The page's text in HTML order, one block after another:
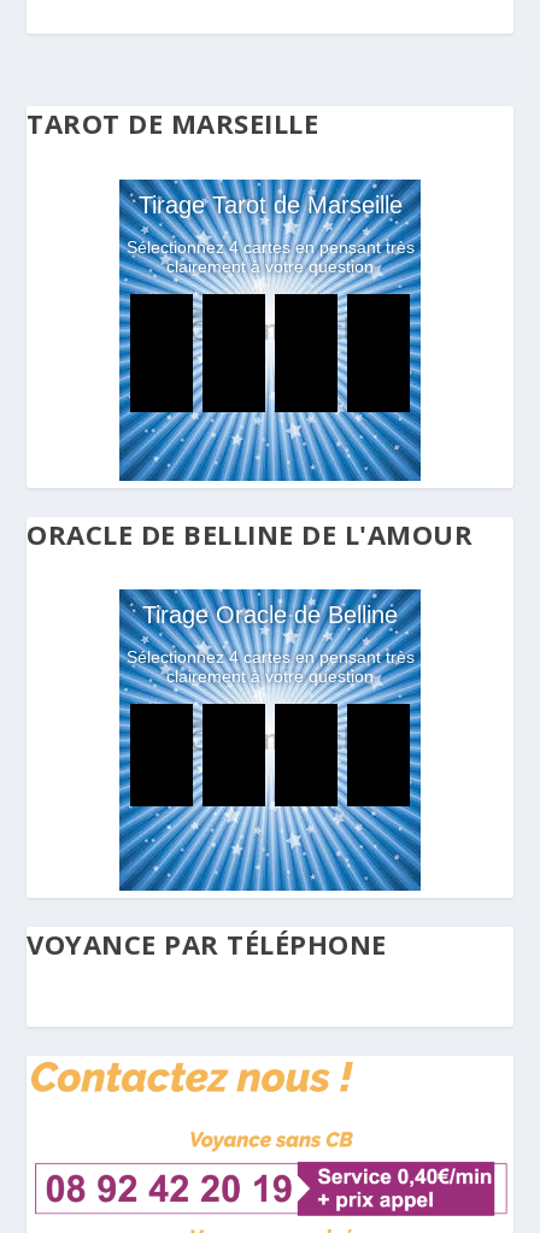
TAROT DE MARSEILLE
ORACLE DE BELLINE DE L'AMOUR
VOYANCE PAR TÉLÉPHONE